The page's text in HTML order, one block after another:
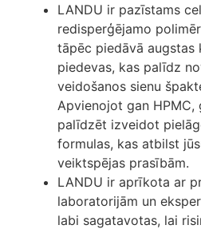
LANDU ir pazīstams
redisperģējamo
tāpēc piedāvā augstas
piedevas, kas palīdz
veidošanos sienu
Apvienojot gan HPMC,
palīdzēt izveidot
formulas, kas atbilst
veiktspējas prasībām.
LANDU ir aprīkota ar
laboratorijām un
labi sagatavotas, lai